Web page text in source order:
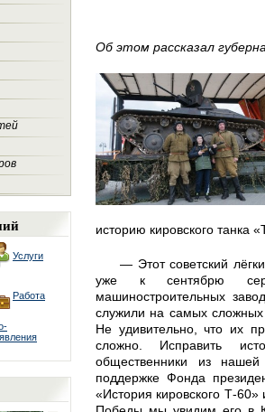
Услуги
Работа
Об этом рассказал
историю кировского танка
— Этот советский
уже к сентябрю
машиностроительных
служили на самых
Не удивительно, что их
сложно. Исправить
общественники из
поддержке Фонда
«История кировского Т-